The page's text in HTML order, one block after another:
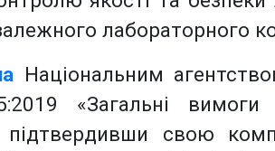
лабораторного
Національним
«Загальні
підтвердивши свою